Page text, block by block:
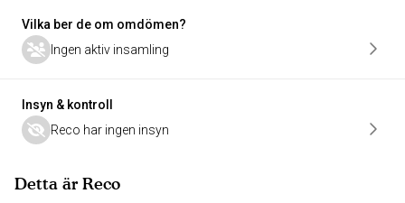
Vilka ber de om omdömen?
Ingen aktiv insamling
Insyn & kontroll
Reco har ingen insyn
Detta är Reco